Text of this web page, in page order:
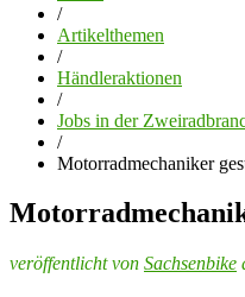
/
Artikelthemen
/
Händleraktionen
/
Jobs in der
/
Motorradmechaniker
veröffentlicht von Sachsenbike